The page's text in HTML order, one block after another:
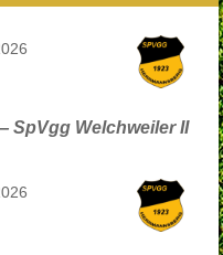
SpVgg Welchweiler II